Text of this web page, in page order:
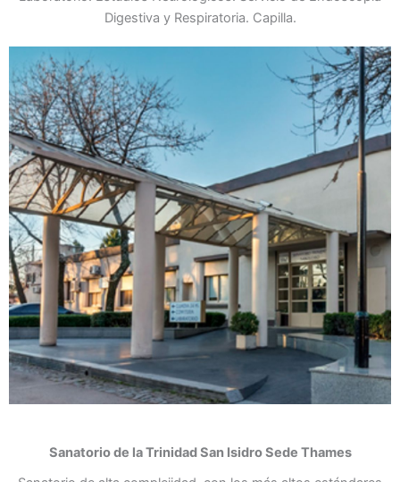
Digestiva y Respiratoria. Capilla.
Sanatorio de la TrinidadSan Isidro Sede Thames